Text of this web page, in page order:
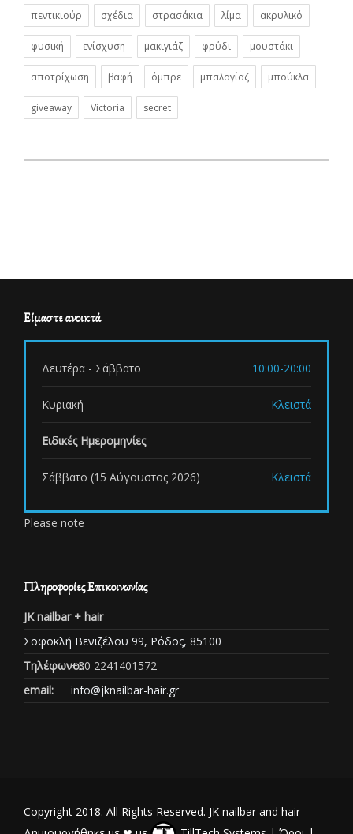
πεντικιούρ σχέδια στρασάκια λίμα ακρυλικό
φυσική ενίσχυση μακιγιάζ φρύδι μουστάκι
αποτρίχωση βαφή όμπρε μπαλαγίαζ μπούκλα
giveaway Victoria secret
Είμαστε ανοικτά
Δευτέρα - Σάββατο 10:00-20:00
Κυριακή Κλειστά
Ειδικές Ημερομηνίες
Σάββατο (15 Αύγουστος 2026) Κλειστά
Please note
Πληροφορίες Επικοινωνίας
JK nailbar + hair
Σοφοκλή Βενιζέλου 99, Ρόδος, 85100
Τηλέφωνο::+30 2241401572
email:
info@jknailbar-hair.gr
Copyright 2018. All Rights Reserved. JK nailbar and hair